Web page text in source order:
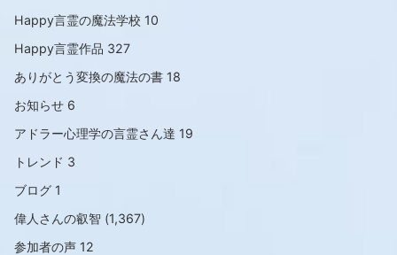
Happy言霊の魔法学校 10
Happy言霊作品 327
ありがとう変換の魔法の書 18
お知らせ 6
アドラー心理学の言霊さん達 19
トレンド 3
ブログ 1
偉人さんの叡智 (1,367)
参加者の声 12